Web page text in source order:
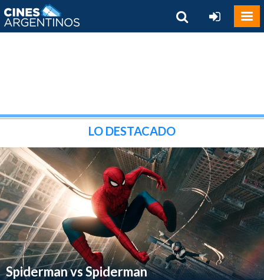
LO DESTACADO
Spiderman vs Spiderman